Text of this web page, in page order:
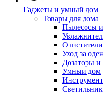
Гаджеты и умный дом
Товары для дома
Пылесосы
Очистители
Уход за
Дозаторы
Умный дом